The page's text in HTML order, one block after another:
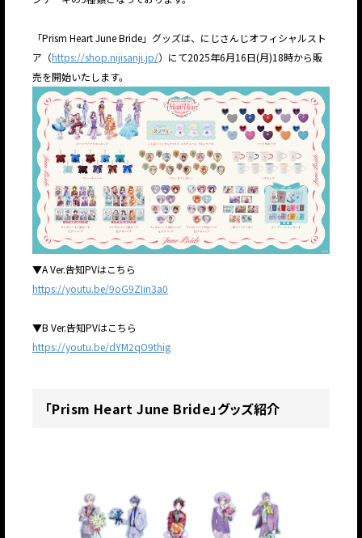
「Prism Heart June Bride」グッズは、にじさんじオフィシャルスト
ア（https://shop.nijisanji.jp/）にて2025年6月16日(月)18時から販
売を開始いたします。
▼A Ver.告知PVはこちら
https://youtu.be/9oG9ZIin3a0
▼B Ver.告知PVはこちら
https://youtu.be/dYM2qO9thig
「Prism Heart June Bride」グッズ紹介